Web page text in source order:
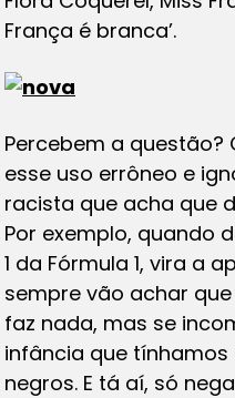
França é branca’.
Percebem a questão?
esse uso errôneo e
racista que acha que
Por exemplo, quando
1 da Fórmula 1, vira a
sempre vão achar
faz nada, mas se
infância que tínhamos
negros. E tá aí, só